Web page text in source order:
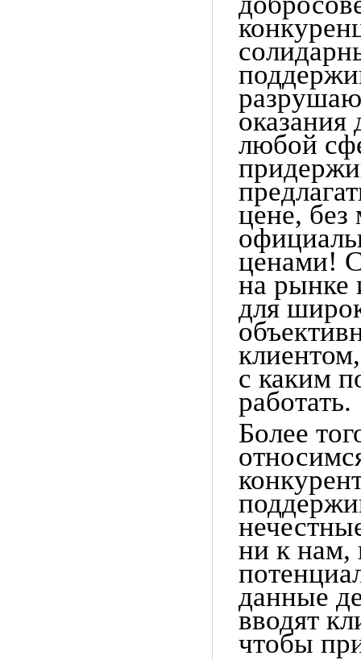
оказания
любой
цене, без
ценами!
на рынке
для
с каким
работать.
Более
ни к
данные
вводят
чтобы